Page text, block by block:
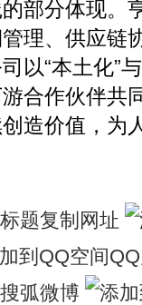
部分体现。
理、供应链
以“本土化”
合作伙伴共
造价值，为
复制网址
搜弧微博